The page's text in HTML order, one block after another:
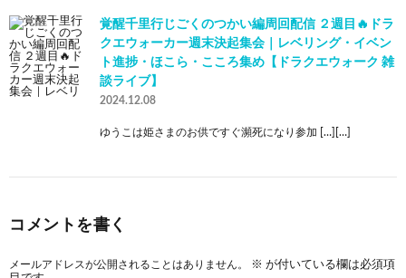
覚醒千里行じごくのつかい編周回配信 ２週目🔥ドラ
クエウォーカー週末決起集会｜レベリング・イベン
ト進捗・ほこら・こころ集め【ドラクエウォーク 雑
談ライブ】
2024.12.08
ゆうこは姫さまのお供ですぐ瀕死になり参加 […][…]
コメントを書く
メールアドレスが公開されることはありません。 ※ が付いている欄は必須項